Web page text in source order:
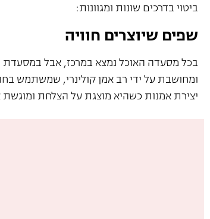
ביטוי בדרכים שונות ומגוונות:
שפים שיוצרים חוויה
בכל מסעדה האוכל נמצא במרכז, אבל במסעדת
ומחושבת על ידי רב אמן קולינרי, שמשתמש
יצירת אמנות כשהיא מוצגת על הצלחת ומוגשת